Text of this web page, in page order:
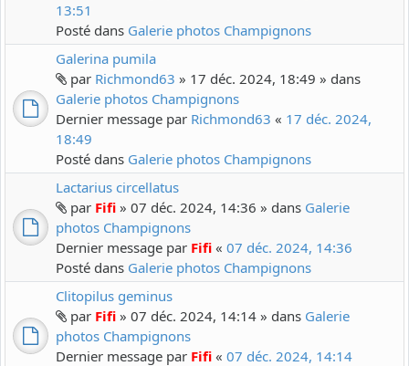
13:51
Posté dans Galerie photos Champignons
Galerina pumila
par Richmond63 » 17 déc. 2024, 18:49 » dans
Galerie photos Champignons
Dernier message par Richmond63 « 17 déc. 2024,
18:49
Posté dans Galerie photos Champignons
Lactarius circellatus
par Fifi » 07 déc. 2024, 14:36 » dans Galerie
photos Champignons
Dernier message par Fifi « 07 déc. 2024, 14:36
Posté dans Galerie photos Champignons
Clitopilus geminus
par Fifi » 07 déc. 2024, 14:14 » dans Galerie
photos Champignons
Dernier message par Fifi « 07 déc. 2024, 14:14